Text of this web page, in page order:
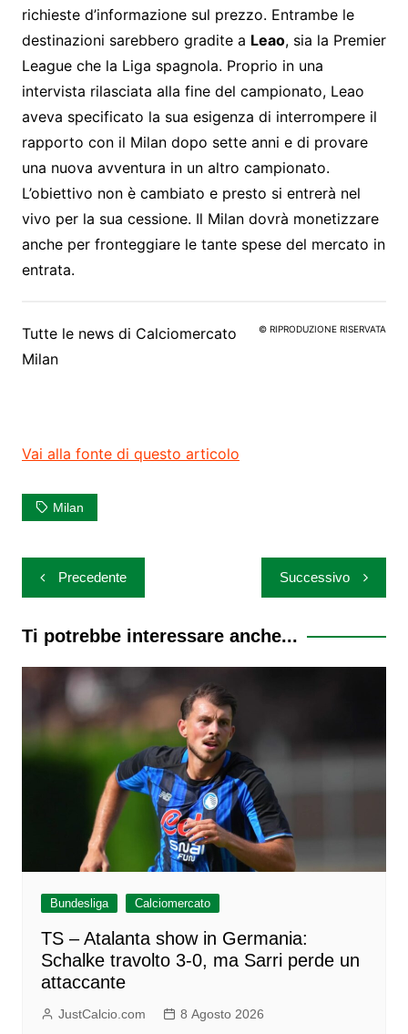
richieste d’informazione sul prezzo. Entrambe le
destinazioni sarebbero gradite a Leao, sia la Premier
League che la Liga spagnola. Proprio in una
intervista rilasciata alla fine del campionato, Leao
aveva specificato la sua esigenza di interrompere il
rapporto con il Milan dopo sette anni e di provare
una nuova avventura in un altro campionato.
L’obiettivo non è cambiato e presto si entrerà nel
vivo per la sua cessione. Il Milan dovrà monetizzare
anche per fronteggiare le tante spese del mercato in
entrata.
© RIPRODUZIONE RISERVATA
Tutte le news di Calciomercato
Milan
Vai alla fonte di questo articolo
Milan
Navigazione
articoli
Precedente Successivo
Ti potrebbe interessare anche...
Bundesliga Calciomercato
TS – Atalanta show in Germania:
Schalke travolto 3-0, ma Sarri perde un
attaccante
JustCalcio.com 8 Agosto 2026